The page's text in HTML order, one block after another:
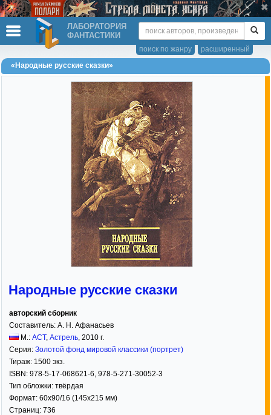
ЛАБОРАТОРИЯ
ФАНТАСТИКИ
расширенный
поиск по жанру
«Народные русские сказки»
Народные русские сказки
авторский сборник
Составитель: А. Н. Афанасьев
М.: АСТ, Астрель, 2010 г.
Серия: Золотой фонд мировой классики (портрет)
Тираж: 1500 экз.
ISBN: 978-5-17-068621-6, 978-5-271-30052-3
Тип обложки: твёрдая
Формат: 60x90/16 (145x215 мм)
Страниц: 736